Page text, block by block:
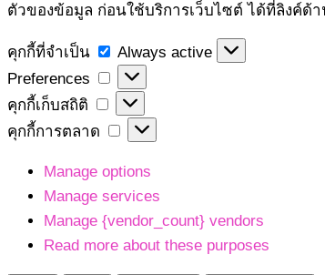
ตัวของข้อมูล ก่อนใช้บริการเว็บไซต์ ได้ที่ลิงค์ด้า
คุกกี้ที่จำเป็น
คุกกี้
ที่
จำเป็น
Always active
Preferences
Preferences
คุกกี้เก็บสถิติ
คุกกี้
เก็บ
คุกกี้การตลาด
คุกกี้
ตลาด
Manage options
Manage services
Manage {vendor_count} vendors
Read more about these purposes